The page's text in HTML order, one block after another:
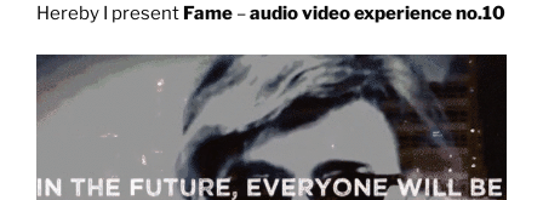
Hereby I present Fame –audio video experience no.10